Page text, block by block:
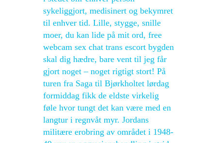
sykeliggjort, medisinert og bekymret
til enhver tid. Lille, stygge, snille
moer, du kan lide på mit ord, free
webcam sex chat trans escort bygden
skal dig hædre, bare vent til jeg får
gjort noget – noget rigtigt stort! På
turen fra Saga til Bjørkholtet lørdag
formiddag fikk de eldste virkelig
føle hvor tungt det kan være med en
langtur i regnvåt myr. Jordans
militære erobring av området i 1948-